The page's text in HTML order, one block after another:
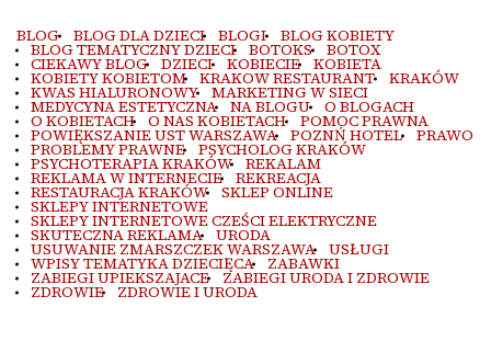
BLOG BLOG DLA DZIECI BLOGI BLOG KOBIETY
BLOG TEMATYCZNY DZIECI BOTOKS BOTOX
CIEKAWY BLOG DZIECI KOBIECIE KOBIETA
KOBIETY KOBIETOM KRAKOW RESTAURANT KRAKÓW
KWAS HIALURONOWY MARKETING W SIECI
MEDYCYNA ESTETYCZNA NA BLOGU O BLOGACH
O KOBIETACH O NAS KOBIETACH POMOC PRAWNA
POWIĘKSZANIE UST WARSZAWA POZNŃ HOTEL PRAWO
PROBLEMY PRAWNE PSYCHOLOG KRAKÓW
PSYCHOTERAPIA KRAKÓW REKALAM
REKLAMA W INTERNECIE REKREACJA
RESTAURACJA KRAKÓW SKLEP ONLINE
SKLEPY INTERNETOWE
SKLEPY INTERNETOWE CZEŚCI ELEKTRYCZNE
SKUTECZNA REKLAMA URODA
USUWANIE ZMARSZCZEK WARSZAWA USŁUGI
WPISY TEMATYKA DZIECIĘCA ZABAWKI
ZABIEGI UPIEKSZAJACE ZABIEGI URODA I ZDROWIE
ZDROWIE ZDROWIE I URODA